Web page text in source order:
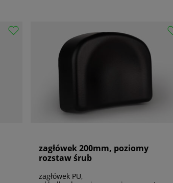
zagłówek 200mm, poziomy
rozstaw śrub
zagłówek PU,